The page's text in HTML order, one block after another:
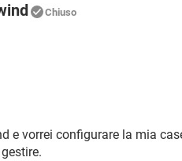
Chiuso
e vorrei configurare la mia